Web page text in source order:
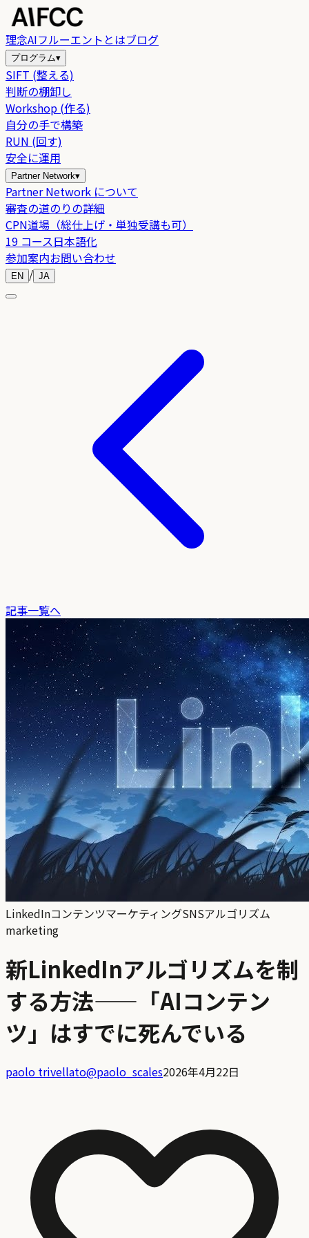
理念AIフルーエントとはブログ
プログラム▾
SIFT (整える)
判断の棚卸し
Workshop (作る)
自分の手で構築
RUN (回す)
安全に運用
Partner Network▾
Partner Network について
審査の道のりの詳細
CPN道場（総仕上げ・単独受講も可）
19 コース日本語化
参加案内お問い合わせ
EN / JA
記事一覧へ
LinkedInコンテンツマーケティングSNSアルゴリズム
marketing
新LinkedInアルゴリズムを制
する方法——「AIコンテン
ツ」はすでに死んでいる
paolo trivellato@paolo_scales2026年4月22日